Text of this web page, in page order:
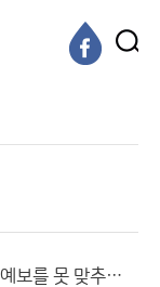
뭔 일기 예보가 아침에도 오후 예보를 못 맞추나요??